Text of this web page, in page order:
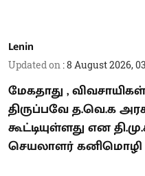
Lenin
Updated on :8 August 2026,
மேகதாது ,
திருப்பவே த.வெ.க
கூட்டியுள்ளது என
செயலாளர் கனிமொழி